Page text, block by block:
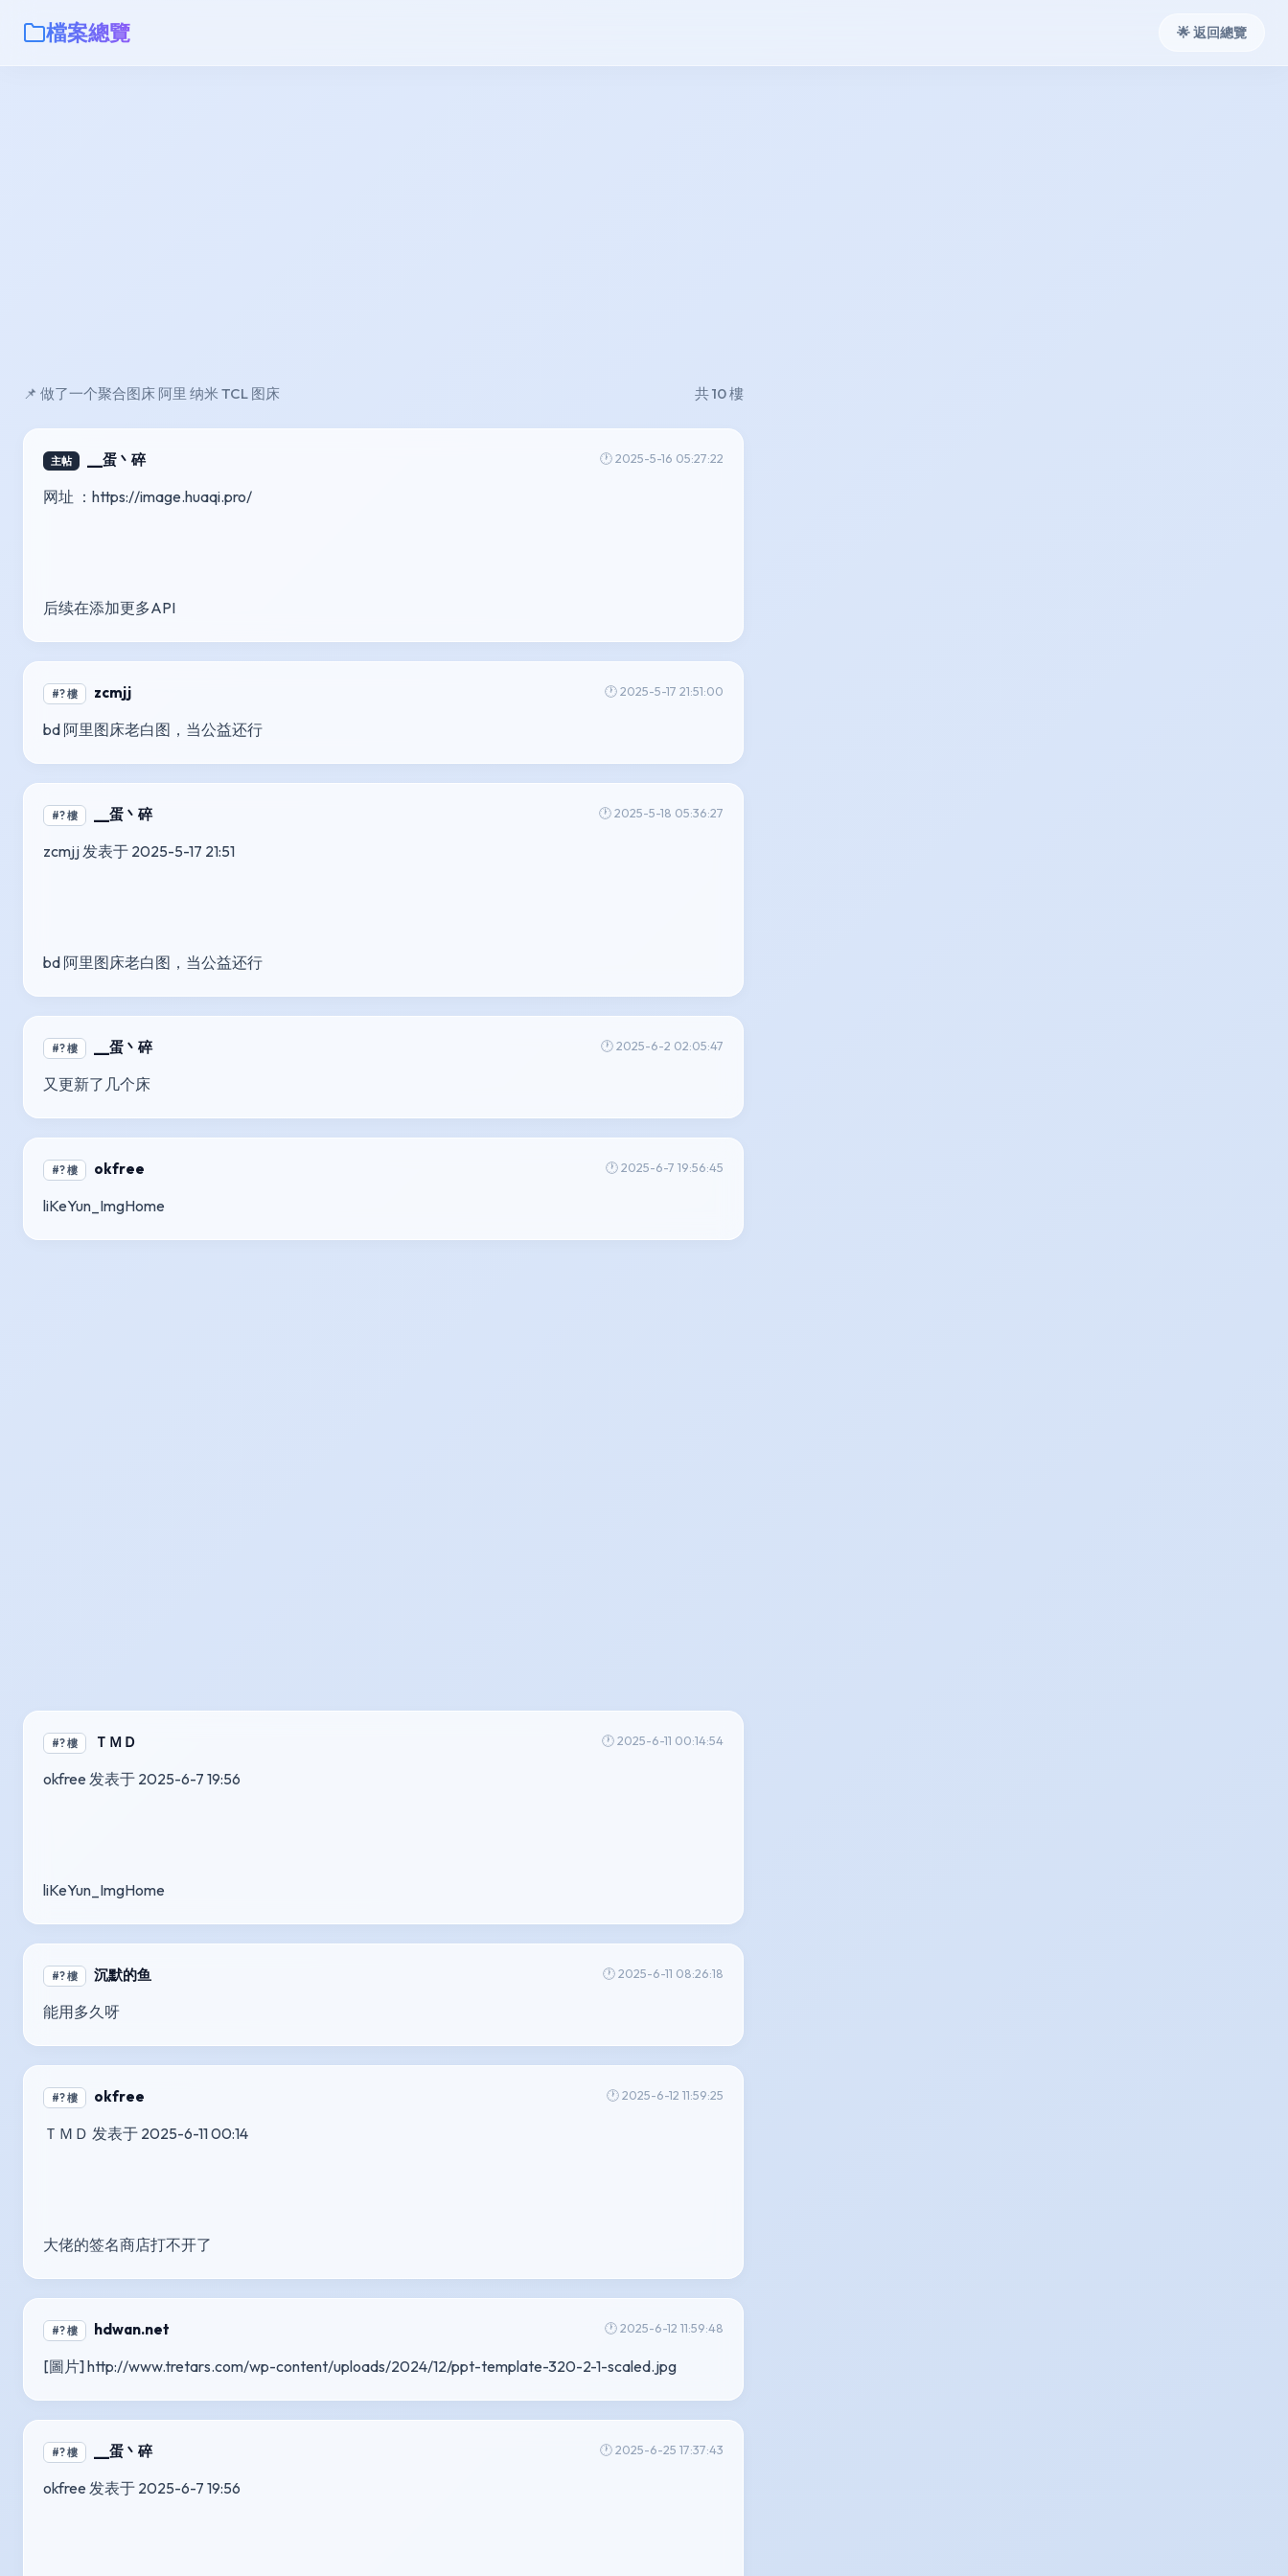
檔案總覽 🌟 返回總覽
📌 做了一个聚合图床 阿里 纳米 TCL 图床 共 10 樓
主帖 __蛋丶碎 🕐 2025-5-16 05:27:22
网址 ：https://image.huaqi.pro/
后续在添加更多API
#? 樓 zcmjj 🕐 2025-5-17 21:51:00
bd 阿里图床老白图，当公益还行
#? 樓 __蛋丶碎 🕐 2025-5-18 05:36:27
zcmjj 发表于 2025-5-17 21:51
bd 阿里图床老白图，当公益还行
#? 樓 __蛋丶碎 🕐 2025-6-2 02:05:47
又更新了几个床
#? 樓 okfree 🕐 2025-6-7 19:56:45
liKeYun_ImgHome
#? 樓 ＴＭＤ 🕐 2025-6-11 00:14:54
okfree 发表于 2025-6-7 19:56
liKeYun_ImgHome
#? 樓 沉默的鱼 🕐 2025-6-11 08:26:18
能用多久呀
#? 樓 okfree 🕐 2025-6-12 11:59:25
ＴＭＤ 发表于 2025-6-11 00:14
大佬的签名商店打不开了
#? 樓 hdwan.net 🕐 2025-6-12 11:59:48
[圖片] http://www.tretars.com/wp-content/uploads/2024/12/ppt-template-320-2-1-scaled.jpg
#? 樓 __蛋丶碎 🕐 2025-6-25 17:37:43
okfree 发表于 2025-6-7 19:56